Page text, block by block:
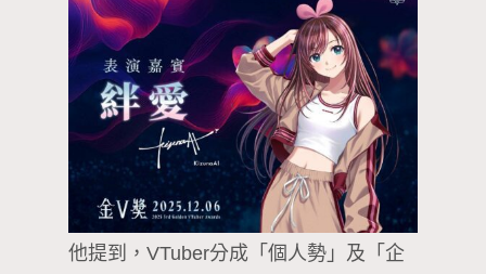
他提到，VTuber分成「個人勢」及「企